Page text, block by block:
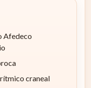
Afedeco
craneal